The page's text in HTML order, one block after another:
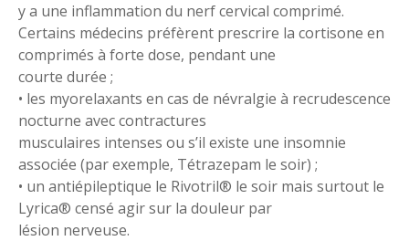
y a une inflammation du nerf cervical comprimé.
Certains médecins préfèrent prescrire la cortisone en
comprimés à forte dose, pendant une
courte durée ;
• les myorelaxants en cas de névralgie à recrudescence
nocturne avec contractures
musculaires intenses ou s’il existe une insomnie
associée (par exemple, Tétrazepam le soir) ;
• un antiépileptique le Rivotril® le soir mais surtout le
Lyrica® censé agir sur la douleur par
lésion nerveuse.